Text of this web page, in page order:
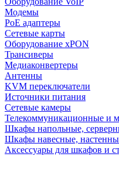
Модемы
PoE адаптеры
Сетевые карты
Оборудование xPON
Трансиверы
Медиаконвертеры
Антенны
KVM переключатели
Источники питания
Сетевые камеры
Телекоммуникационные и
Шкафы напольные,
Шкафы навесные,
Аксессуары для шкафов и